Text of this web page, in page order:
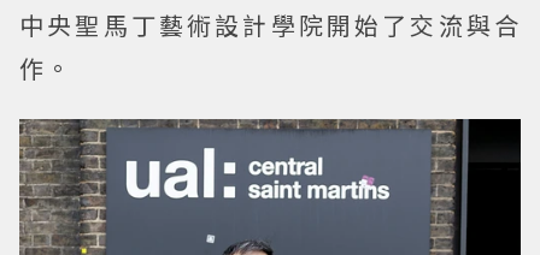
中央聖馬丁藝術設計學院開始了交流與合
作。